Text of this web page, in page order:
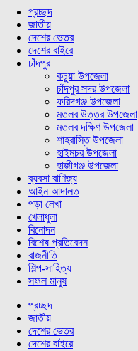
প্রচ্ছদ
জাতীয়
দেশের ভেতর
দেশের বাইরে
চাঁদপুর
কচুয়া উপজেলা
চাঁদপুর সদর উপজেলা
ফরিদগঞ্জ উপজেলা
মতলব উত্তর উপজেলা
মতলব দক্ষিণ উপজেলা
শাহরাস্তি উপজেলা
হাইমচর উপজেলা
হাজীগঞ্জ উপজেলা
ব্যবসা বাণিজ্য
আইন আদালত
পড়া লেখা
খেলাধুলা
বিনোদন
বিশেষ প্রতিবেদন
রাজনীতি
শিল্প-সাহিত্য
সফল মানুষ
প্রচ্ছদ
জাতীয়
দেশের ভেতর
দেশের বাইরে